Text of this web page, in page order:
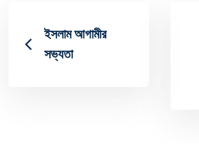
ইসলাম আগামীর
সভ্যতা